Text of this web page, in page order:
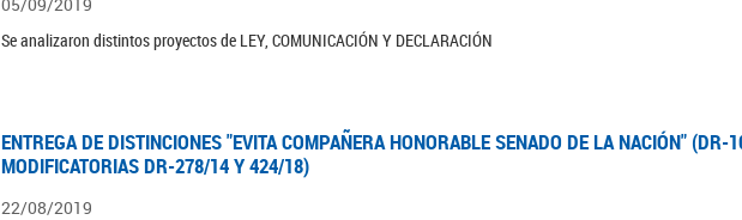
Se analizaron distintos proyectos de LEY, COMUNICACIÓN Y DECLARACIÓN
ENTREGA DE DISTINCIONES "EVITA COMPAÑERA HONORABLE SENADO DE LA NACIÓN" (DR-
MODIFICATORIAS DR-278/14 Y 424/18)
22/08/2019